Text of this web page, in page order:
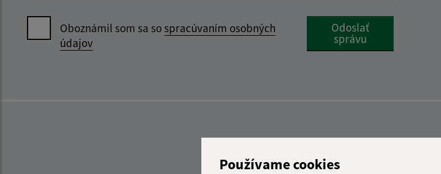
Používame cookies
Oboznámil som sa sospracúvaním osobných
údajov
Google reCaptcha Response
Odoslať
správu